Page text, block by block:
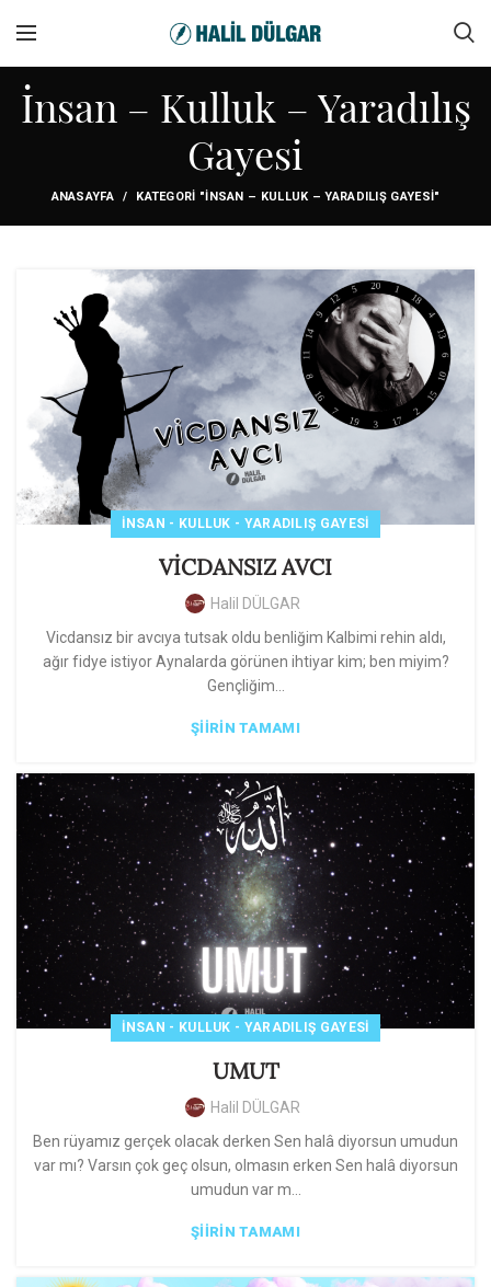
İnsan – Kulluk – Yaradılış
Gayesi
ANASAYFA KATEGORI "İNSAN – KULLUK – YARADILIŞ GAYESI"
İNSAN - KULLUK - YARADILIŞ GAYESI
VİCDANSIZ AVCI
Halil DÜLGAR
Vicdansız bir avcıya tutsak oldu benliğim Kalbimi rehin aldı,
ağır fidye istiyor Aynalarda görünen ihtiyar kim; ben miyim?
Gençliğim...
ŞIIRIN TAMAMI
İNSAN - KULLUK - YARADILIŞ GAYESI
UMUT
Halil DÜLGAR
Ben rüyamız gerçek olacak derken Sen halâ diyorsun umudun
var mı? Varsın çok geç olsun, olmasın erken Sen halâ diyorsun
umudun var m...
ŞIIRIN TAMAMI